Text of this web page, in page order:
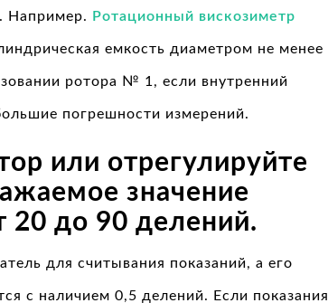
Например. Ротационный вискозиметр
емкость диаметром не менее
ротора № 1, если внутренний
погрешности измерений.
или отрегулируйте
значение
20 до 90 делений.
для считывания показаний, а его
с наличием 0,5 делений. Если показания